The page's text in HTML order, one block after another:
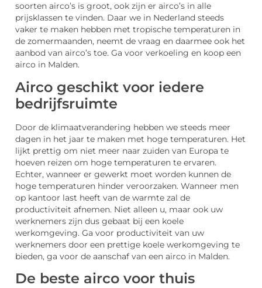
soorten airco’s is groot, ook zijn er airco’s in alle
prijsklassen te vinden. Daar we in Nederland steeds
vaker te maken hebben met tropische temperaturen in
de zomermaanden, neemt de vraag en daarmee ook het
aanbod van airco’s toe. Ga voor verkoeling en koop een
airco in Malden.
Airco geschikt voor iedere
bedrijfsruimte
Door de klimaatverandering hebben we steeds meer
dagen in het jaar te maken met hoge temperaturen. Het
lijkt prettig om niet meer naar zuiden van Europa te
hoeven reizen om hoge temperaturen te ervaren.
Echter, wanneer er gewerkt moet worden kunnen de
hoge temperaturen hinder veroorzaken. Wanneer men
op kantoor last heeft van de warmte zal de
productiviteit afnemen. Niet alleen u, maar ook uw
werknemers zijn dus gebaat bij een koele
werkomgeving. Ga voor productiviteit van uw
werknemers door een prettige koele werkomgeving te
bieden, ga voor de aanschaf van een airco in Malden.
De beste airco voor thuis